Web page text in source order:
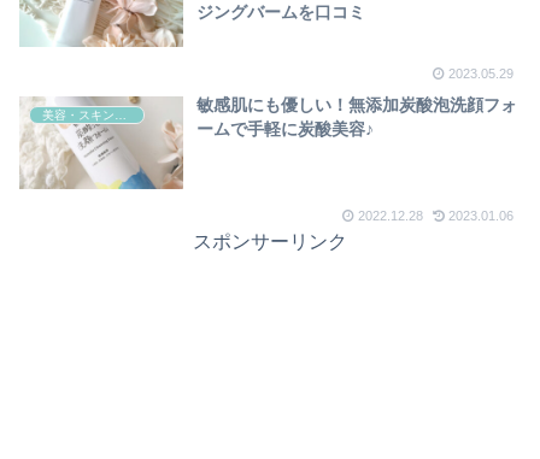
ジングバームを口コミ
2023.05.29
美容・スキンケア
敏感肌にも優しい！無添加炭酸泡洗顔フォ
ームで手軽に炭酸美容♪
2022.12.28 2023.01.06
スポンサーリンク